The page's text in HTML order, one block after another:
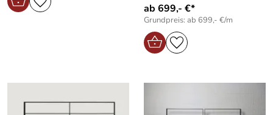
ab 699,- €*
Grundpreis: ab 699,- €/m